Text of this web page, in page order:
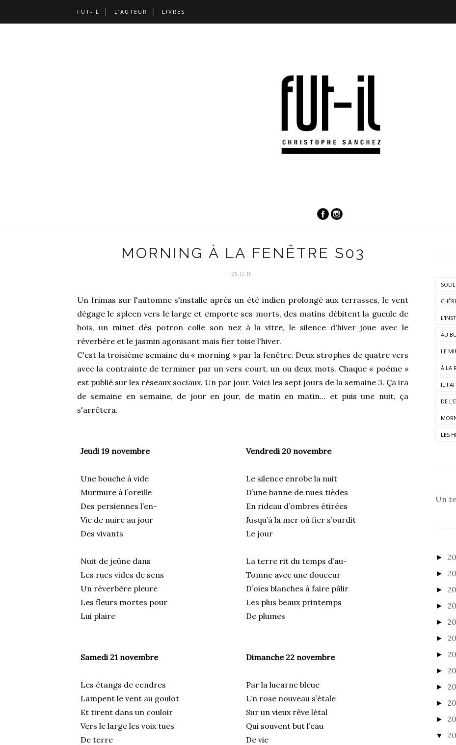
FUT-IL L’AUTEUR LIVRES
MORNING À LA FENÊTRE S03
25.11.15
Un frimas sur l'automne s'installe après un été indien prolongé aux terrasses, le vent
dégage le spleen vers le large et emporte ses morts, des matins débitent la gueule de
bois, un minet dès potron colle son nez à la vitre, le silence d'hiver joue avec le
réverbère et le jasmin agonisant mais fier toise l'hiver.
C'est la troisième semaine du « morning » par la fenêtre. Deux strophes de quatre vers
avec la contrainte de terminer par un vers court, un ou deux mots. Chaque « poème »
est publié sur les réseaux sociaux. Un par jour. Voici les sept jours de la semaine 3. Ça ira
de semaine en semaine, de jour en jour, de matin en matin… et puis une nuit, ça
s'arrêtera.
Jeudi 19 novembre
Une bouche à vide
Murmure à l’oreille
Des persiennes l’en-
Vie de nuire au jour
Des vivants
Nuit de jeûne dans
Les rues vides de sens
Un réverbère pleure
Les fleurs mortes pour
Lui plaire
Vendredi 20 novembre
Le silence enrobe la nuit
D’une banne de nues tièdes
En rideau d’ombres étirées
Jusqu’à la mer où fier s’ourdit
Le jour
La terre rit du temps d’au-
Tomne avec une douceur
D’oies blanches à faire pâlir
Les plus beaux printemps
De plumes
Samedi 21 novembre
Les étangs de cendres
Lampent le vent au goulot
Et tirent dans un couloir
Vers le large les voix tues
De terre
Dimanche 22 novembre
Par la lucarne bleue
Un rose nouveau s’étale
Sur un vieux rêve létal
Qui souvent but l’eau
De vie
AU
LE
À LA
IL
DE
LES
Un
►
►
►
►
►
►
►
►
►
►
►
▼